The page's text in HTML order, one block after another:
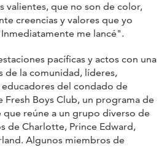
valientes, que no son de color,
creencias y valores que yo
me lancé".
pacíficas y actos con una
de la comunidad, líderes,
del condado de
Boys Club, un programa de
reúne a un grupo diverso de
de Charlotte, Prince Edward,
Algunos miembros de